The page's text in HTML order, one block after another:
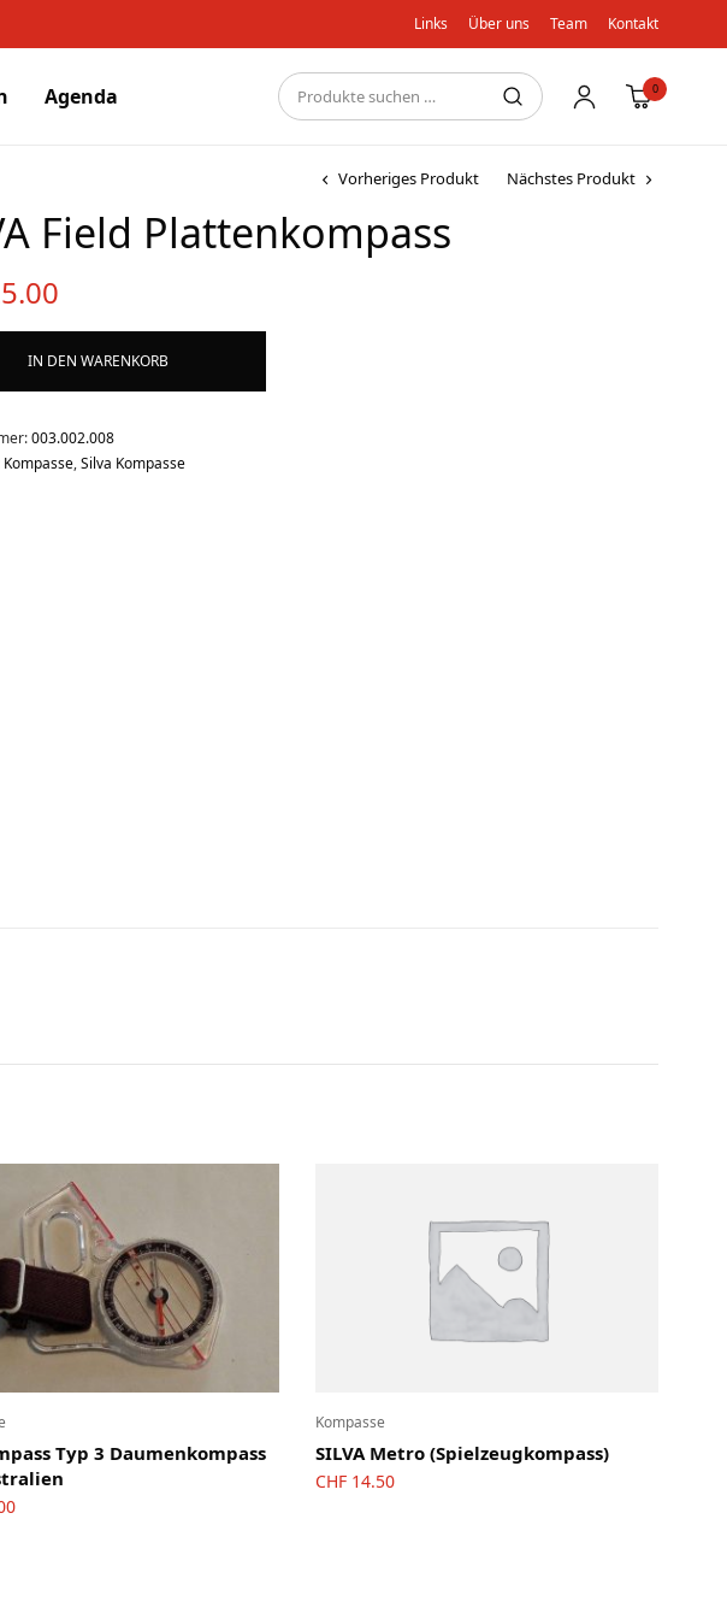
Links Über uns Team Kontakt
Agenda 0
Vorheriges Produkt Nächstes Produkt
Field Plattenkompass
IN DEN WARENKORB
003.002.008
Kompasse,Silva Kompasse
Typ 3 Daumenkompass
Kompasse
SILVA Metro (Spielzeugkompass)
CHF 14.50